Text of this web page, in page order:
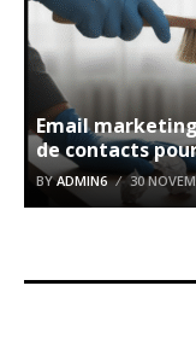
Email
de contacts
BYADMIN6 30